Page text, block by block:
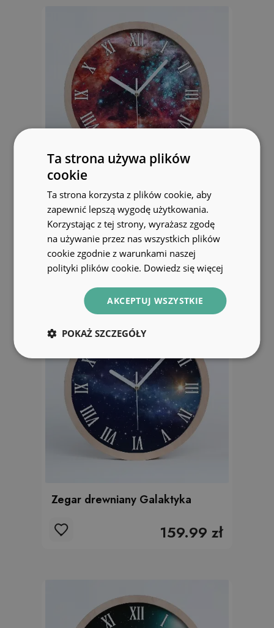
Zegar ścienny drewniany Obłok
magellana
159.99 zł
Zegar drewniany Galaktyka
159.99 zł
Ta strona używa plików
cookie
Ta strona korzysta z plików cookie, aby
zapewnić lepszą wygodę użytkowania.
Korzystając z tej strony, wyrażasz zgodę
na używanie przez nas wszystkich plików
cookie zgodnie z warunkami naszej
polityki plików cookie. Dowiedz się więcej
AKCEPTUJ WSZYSTKIE
POKAŻ SZCZEGÓŁY